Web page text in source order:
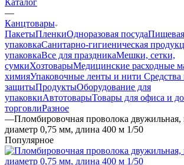
—
Канцтовары
ПакетыПленкиОдноразовая посудаПищевая
упаковкаСанитарно-гигиеническая
упаковкаВсе для праздникаМешки, сетки,
сумкиХозтоварыМедицинские расходные
химияУпаковочные ленты и нити
защитыПродуктыОборудование для
упаковкиАвтотоварыТовары для офиса и
торговлиРазное
—Пломбировочная проволока
диаметр 0,75 мм, длина 400 м 1/50
Популярное